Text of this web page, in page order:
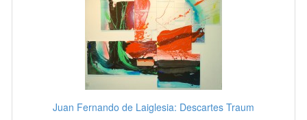
Juan Fernando de Laiglesia: Descartes Traum